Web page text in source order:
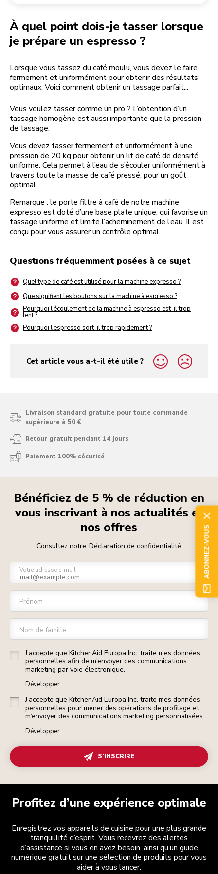
À quel point dois-je tasser lorsque
je prépare un espresso ?
Lorsque vous tassez du café moulu, vous devez le faire
fermement et uniformément pour obtenir des résultats
optimaux. Voici comment obtenir un tassage parfait...
Vous voulez tasser comme un pro ? L’obtention d’un
tassage homogène est aussi importante que la pression
de tassage.
Vous devez tasser fermement et uniformément à une
pression de 20 kg pour obtenir un lit de café de densité
uniforme. Cela permet à l’eau de s’écouler uniformément à
travers toute la masse de café pressé, pour un goût
optimal.
Remarque : le porte filtre à café de notre machine
expresso est doté d’une base plate unique, qui favorise un
tassage uniforme et limite l’acheminement de l’eau. Il est
conçu pour vous assurer un contrôle optimal.
Questions fréquemment posées à ce sujet
Quel type de café est utilisé pour la machine expresso ?
Que signifient les boutons sur la machine à espresso ?
Pourquoi l’écoulement de la machine à espresso est-il trop
lent ?
Pourquoi l’espresso sort-il trop rapidement ?
Cet article vous a-t-il été utile ?
yes
no
Livraison standard gratuite pour toute commande
supérieure à 50 €
Retour gratuit pendant 14 jours
Paiement 100% sécurisé
Bénéficiez de 5 % de réduction en
vous inscrivant à nos actualités et
nos offres
Consultez notre Déclaration de confidentialité
Votre adresse e-mail
Prénom
Nom de famille
J’accepte que KitchenAid Europa Inc. traite mes données
personnelles afin de m’envoyer des communications
marketing par voie électronique.
Développer
J’accepte que KitchenAid Europa Inc. traite mes données
personnelles pour mener des opérations de profilage et
m’envoyer des communications marketing personnalisées.
Développer
S’INSCRIRE
Profitez d’une expérience optimale
Enregistrez vos appareils de cuisine pour une plus grande
tranquillité d’esprit. Vous recevrez des alertes
d’assistance si vous en avez besoin, ainsi qu’un guide
numérique gratuit sur une sélection de produits pour vous
aider à vous lancer.
ABONNEZ-VOUS